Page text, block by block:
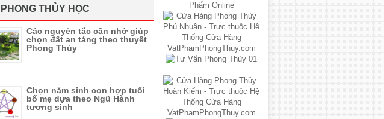
PHONG THỦY HỌC
Các nguyên tắc cần nhớ giúp
chọn đất an táng theo thuyết
Phong Thủy
Chọn năm sinh con hợp tuổi
bố mẹ dựa theo Ngũ Hành
tương sinh